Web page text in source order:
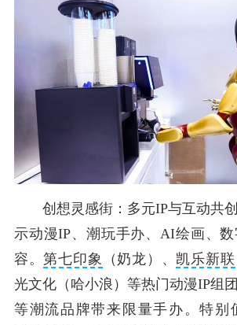
创想灵感街：多元IP与互动共
示动漫IP、潮玩手办、AI绘画、
容。第七印象 （奶龙）、 凯乐新联
光文化（哈小浪）等热门动漫IP组
等潮流品牌带来限量手办。特别